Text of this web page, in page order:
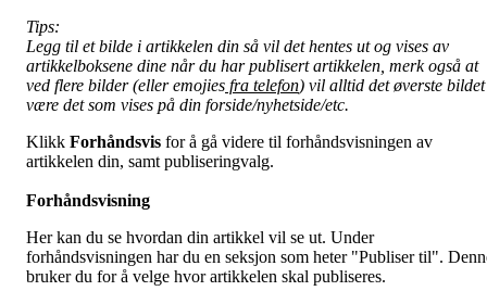
Tips:
Legg til et bilde i artikkelen din så vil det hentes ut og vises av
artikkelboksene dine når du har publisert artikkelen, merk også at
ved flere bilder (eller emojies fra telefon) vil alltid det øverste bildet
være det som vises på din forside/nyhetside/etc.
Klikk Forhåndsvis for å gå videre til forhåndsvisningen av
artikkelen din, samt publiseringvalg.
Forhåndsvisning
Her kan du se hvordan din artikkel vil se ut. Under
forhåndsvisningen har du en seksjon som heter "Publiser til".
bruker du for å velge hvor artikkelen skal publiseres.